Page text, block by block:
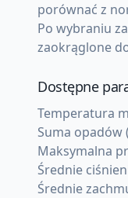
porównać z
Po wybraniu
zaokrąglone
Dostępne
Temperatura
Suma opadów
Maksymalna
Średnie
Średnie